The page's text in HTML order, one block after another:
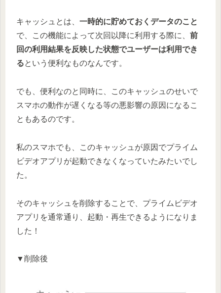
キャッシュとは、 一時的に貯めておくデータのこと
で、この機能によって次回以降に利用する際に、 前
回の利用結果を反映した状態でユーザーは利用でき
るという便利なものなんです。
でも、便利なのと同時に、このキャッシュのせいで
スマホの動作が遅くなる等の悪影響の原因になるこ
ともあるのです。
私のスマホでも、このキャッシュが原因でプライム
ビデオアプリが起動できなくなっていたみたいでし
た。
そのキャッシュを削除することで、プライムビデオ
アプリを通常通り、起動・再生できるようになりま
した！
▼削除後